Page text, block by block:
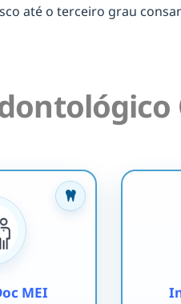
até o terceiro grau
MEI